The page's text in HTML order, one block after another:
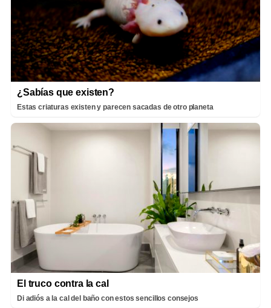
¿Sabías que existen?
Estas criaturas existen y parecen sacadas de otro planeta
El truco contra la cal
Di adiós a la cal del baño con estos sencillos consejos